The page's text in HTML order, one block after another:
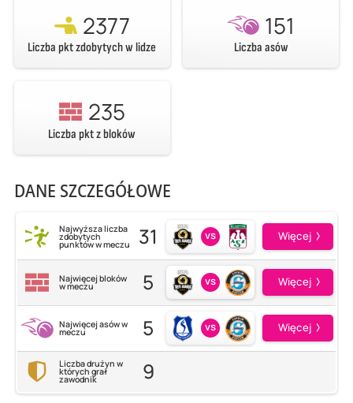
2377
Liczba pkt zdobytych w lidze
151
Liczba asów
235
Liczba pkt z bloków
DANE SZCZEGÓŁOWE
Najwyższa liczba
zdobytych
punktów w meczu 31 vs Więcej
Najwięcej bloków
w meczu 5 vs Więcej
Najwięcej asów w
meczu 5 vs Więcej
Liczba drużyn w
których grał
zawodnik 9